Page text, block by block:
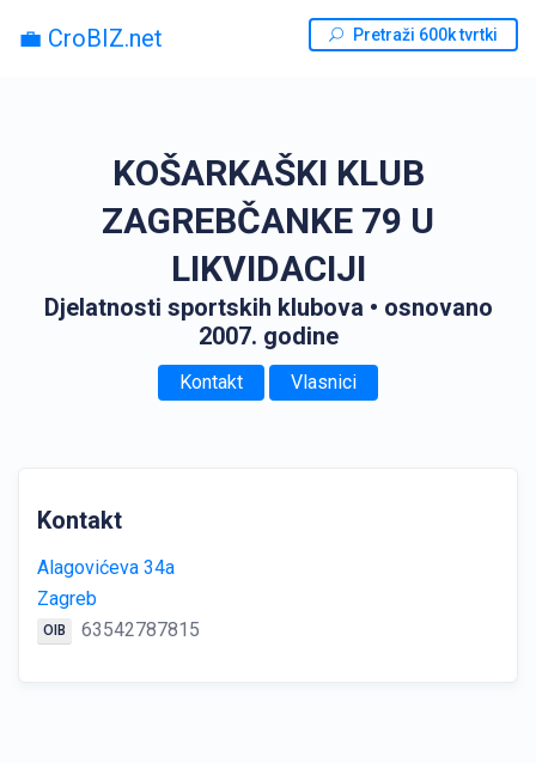
💼 CroBIZ.net Pretraži 600k tvrtki
KOŠARKAŠKI KLUB
ZAGREBČANKE 79 U
LIKVIDACIJI
Djelatnosti sportskih klubova • osnovano
2007. godine
Kontakt Vlasnici
Kontakt
Alagovićeva 34a
Zagreb
OIB 63542787815